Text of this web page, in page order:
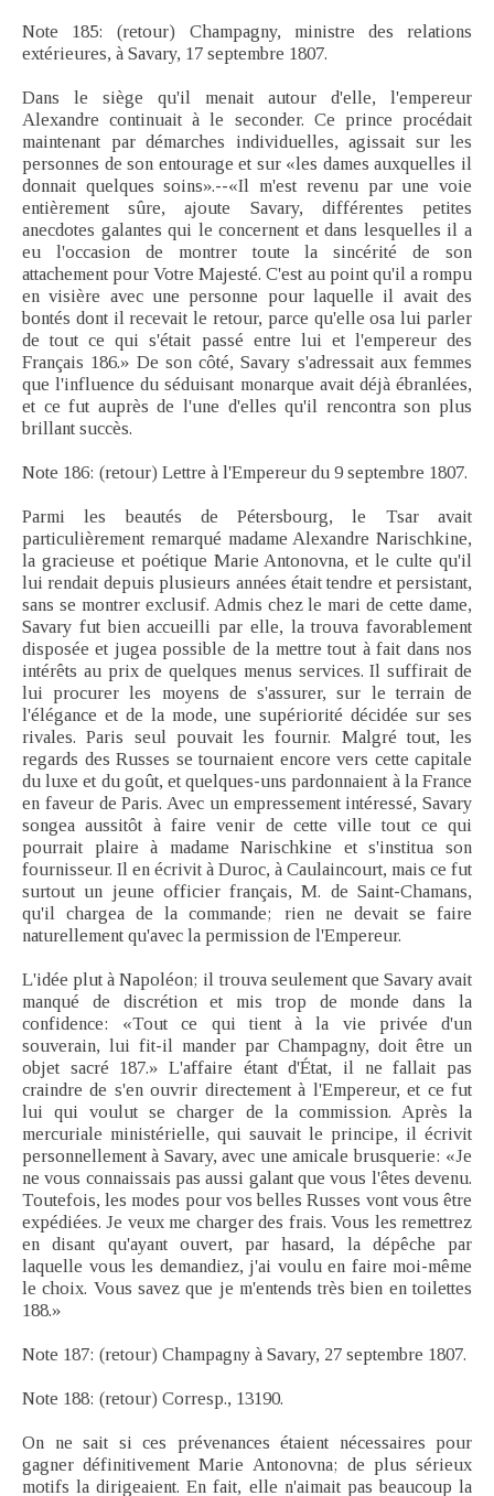
Note 185: (retour) Champagny, ministre des relations
extérieures, à Savary, 17 septembre 1807.
Dans le siège qu'il menait autour d'elle, l'empereur
Alexandre continuait à le seconder. Ce prince procédait
maintenant par démarches individuelles, agissait sur les
personnes de son entourage et sur «les dames auxquelles il
donnait quelques soins».--«Il m'est revenu par une voie
entièrement sûre, ajoute Savary, différentes petites
anecdotes galantes qui le concernent et dans lesquelles il a
eu l'occasion de montrer toute la sincérité de son
attachement pour Votre Majesté. C'est au point qu'il a rompu
en visière avec une personne pour laquelle il avait des
bontés dont il recevait le retour, parce qu'elle osa lui parler
de tout ce qui s'était passé entre lui et l'empereur des
Français 186.» De son côté, Savary s'adressait aux femmes
que l'influence du séduisant monarque avait déjà ébranlées,
et ce fut auprès de l'une d'elles qu'il rencontra son plus
brillant succès.
Note 186: (retour) Lettre à l'Empereur du 9 septembre 1807.
Parmi les beautés de Pétersbourg, le Tsar avait
particulièrement remarqué madame Alexandre Narischkine,
la gracieuse et poétique Marie Antonovna, et le culte qu'il
lui rendait depuis plusieurs années était tendre et persistant,
sans se montrer exclusif. Admis chez le mari de cette dame,
Savary fut bien accueilli par elle, la trouva favorablement
disposée et jugea possible de la mettre tout à fait dans nos
intérêts au prix de quelques menus services. Il suffirait de
lui procurer les moyens de s'assurer, sur le terrain de
l'élégance et de la mode, une supériorité décidée sur ses
rivales. Paris seul pouvait les fournir. Malgré tout, les
regards des Russes se tournaient encore vers cette capitale
du luxe et du goût, et quelques-uns pardonnaient à la France
en faveur de Paris. Avec un empressement intéressé, Savary
songea aussitôt à faire venir de cette ville tout ce qui
pourrait plaire à madame Narischkine et s'institua son
fournisseur. Il en écrivit à Duroc, à Caulaincourt, mais ce fut
surtout un jeune officier français, M. de Saint-Chamans,
qu'il chargea de la commande; rien ne devait se faire
naturellement qu'avec la permission de l'Empereur.
L'idée plut à Napoléon; il trouva seulement que Savary avait
manqué de discrétion et mis trop de monde dans la
confidence: «Tout ce qui tient à la vie privée d'un
souverain, lui fit-il mander par Champagny, doit être un
objet sacré 187.» L'affaire étant d'État, il ne fallait pas
craindre de s'en ouvrir directement à l'Empereur, et ce fut
lui qui voulut se charger de la commission. Après la
mercuriale ministérielle, qui sauvait le principe, il écrivit
personnellement à Savary, avec une amicale brusquerie: «Je
ne vous connaissais pas aussi galant que vous l'êtes devenu.
Toutefois, les modes pour vos belles Russes vont vous être
expédiées. Je veux me charger des frais. Vous les remettrez
en disant qu'ayant ouvert, par hasard, la dépêche par
laquelle vous les demandiez, j'ai voulu en faire moi-même
le choix. Vous savez que je m'entends très bien en toilettes
188.»
Note 187: (retour) Champagny à Savary, 27 septembre 1807.
Note 188: (retour) Corresp., 13190.
On ne sait si ces prévenances étaient nécessaires pour
gagner définitivement Marie Antonovna; de plus sérieux
motifs la dirigeaient. En fait, elle n'aimait pas beaucoup la